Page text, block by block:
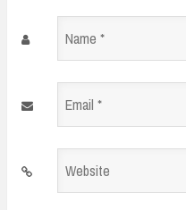
Name
Email
Website